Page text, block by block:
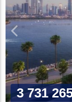
3 731